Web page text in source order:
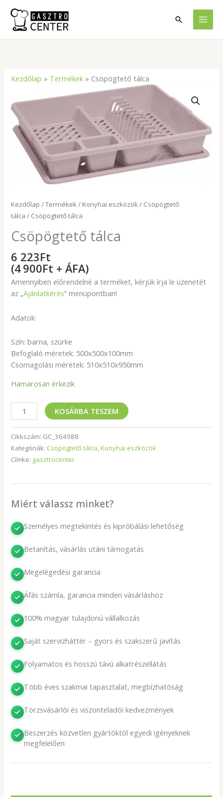
content
Search
Kezdőlap » Termékek » Csöpögtető tálca
Kezdőlap /Termékek/ Konyhai eszközök/ Csöpögtető
tálca / Csöpögtető tálca
Csöpögtető tálca
6 223Ft
(4 900Ft + ÁFA)
Amennyiben előrendelné a terméket, kérjük írja le üzenetét
az „Ajánlatkérés” menüpontban!
Adatok:
Szín: barna, szürke
Befoglaló méretek: 500x500x100mm
Csomagolási méretek: 510x510x950mm
Hamarosan érkezik
tálca
mennyiség
KOSÁRBA TESZEM
Cikkszám: GC_364988
Kategóriák: Csöpögtető tálca,Konyhai eszközök
Címke: gasztrocenter
Miért válassz minket?
Személyes megtekintés és kipróbálási lehetőség
Betanítás, vásárlás utáni támogatás
Megelégedési garancia
Áfás számla, garancia minden vásárláshoz
100% magyar tulajdonú vállalkozás
Saját szervizháttér – gyors és szakszerű javítás
Folyamatos és hosszú távú alkatrészellátás
Több éves szakmai tapasztalat, megbízhatóság
Törzsvásárlói és viszonteladói kedvezmények
Beszerzés közvetlen gyártóktól egyedi igényeknek
megfelelően